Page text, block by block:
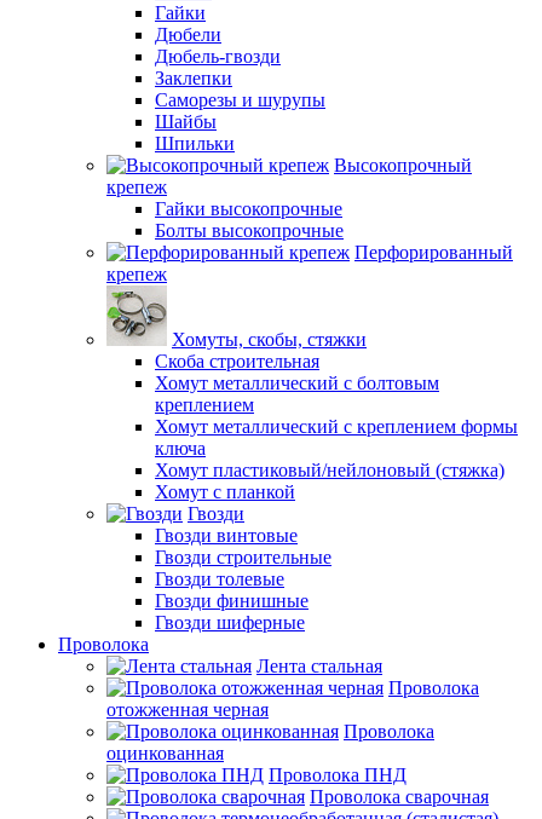
Гайки
Дюбели
Дюбель-гвозди
Заклепки
Саморезы и шурупы
Шайбы
Шпильки
Высокопрочный
крепеж
Гайки высокопрочные
Болты высокопрочные
Перфорированный
крепеж
Хомуты, скобы, стяжки
Скоба строительная
Хомут металлический с болтовым
креплением
Хомут металлический с креплением формы
ключа
Хомут пластиковый/нейлоновый (стяжка)
Хомут с планкой
Гвозди
Гвозди винтовые
Гвозди строительные
Гвозди толевые
Гвозди финишные
Гвозди шиферные
Проволока
Лента стальная
Проволока
отожженная черная
Проволока
оцинкованная
Проволока ПНД
Проволока сварочная